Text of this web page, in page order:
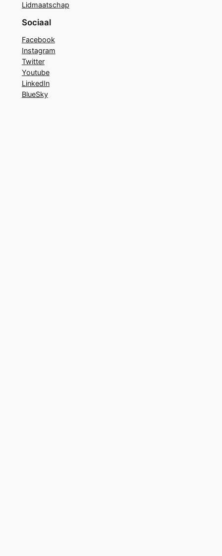
Lidmaatschap
Sociaal
Facebook
Instagram
Twitter
Youtube
LinkedIn
BlueSky